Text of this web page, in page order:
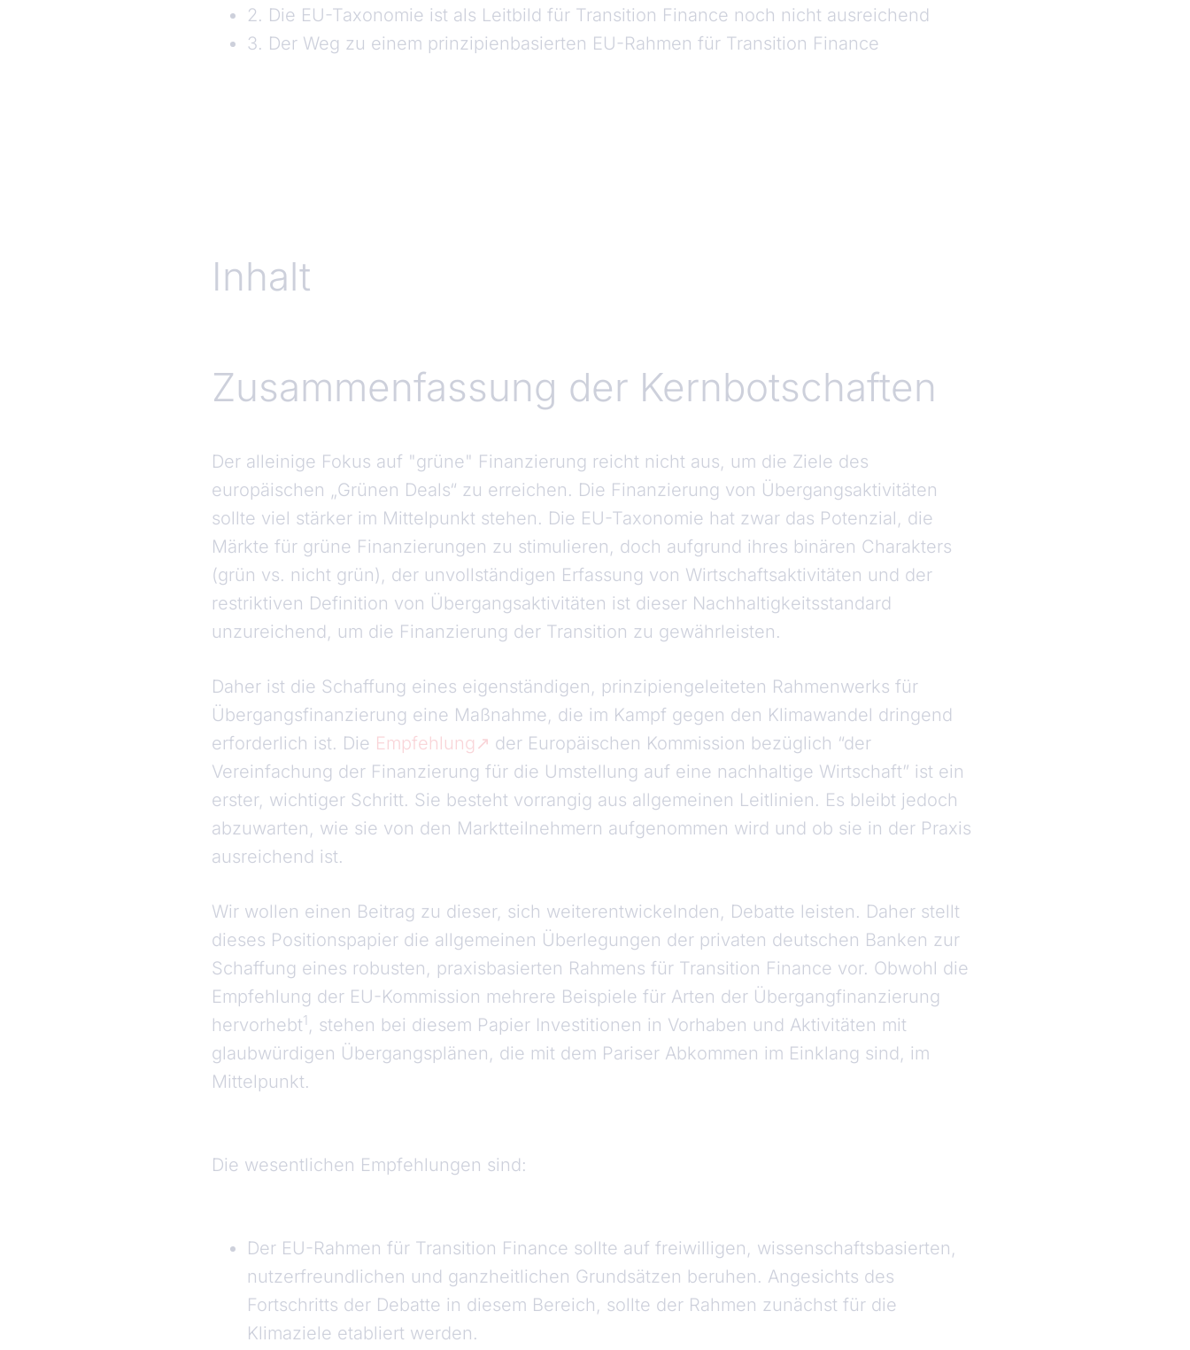
2. Die EU-Taxonomie ist als Leitbild für Transition Finance noch nicht ausreichend
3. Der Weg zu einem prinzipienbasierten EU-Rahmen für Transition Finance
Inhalt
Zusammenfassung der Kernbotschaften
Der alleinige Fokus auf "grüne" Finanzierung reicht nicht aus, um die Ziele des
europäischen „Grünen Deals“ zu erreichen. Die Finanzierung von Übergangsaktivitäten
sollte viel stärker im Mittelpunkt stehen. Die EU-Taxonomie hat zwar das Potenzial, die
Märkte für grüne Finanzierungen zu stimulieren, doch aufgrund ihres binären Charakters
(grün vs. nicht grün), der unvollständigen Erfassung von Wirtschaftsaktivitäten und der
restriktiven Definition von Übergangsaktivitäten ist dieser Nachhaltigkeitsstandard
unzureichend, um die Finanzierung der Transition zu gewährleisten.
Daher ist die Schaffung eines eigenständigen, prinzipiengeleiteten Rahmenwerks für
Übergangsfinanzierung eine Maßnahme, die im Kampf gegen den Klimawandel dringend
erforderlich ist. Die Empfehlung
der Europäischen Kommission bezüglich “der
Vereinfachung der Finanzierung für die Umstellung auf eine nachhaltige Wirtschaft” ist ein
erster, wichtiger Schritt. Sie besteht vorrangig aus allgemeinen Leitlinien. Es bleibt jedoch
abzuwarten, wie sie von den Marktteilnehmern aufgenommen wird und ob sie in der Praxis
ausreichend ist.
Wir wollen einen Beitrag zu dieser, sich weiterentwickelnden, Debatte leisten. Daher stellt
dieses Positionspapier die allgemeinen Überlegungen der privaten deutschen Banken zur
Schaffung eines robusten, praxisbasierten Rahmens für Transition Finance vor. Obwohl die
Empfehlung der EU-Kommission mehrere Beispiele für Arten der Übergangfinanzierung
hervorhebt1 , stehen bei diesem Papier Investitionen in Vorhaben und Aktivitäten mit
glaubwürdigen Übergangsplänen, die mit dem Pariser Abkommen im Einklang sind, im
Mittelpunkt.
Die wesentlichen Empfehlungen sind:
Der EU-Rahmen für Transition Finance sollte auf freiwilligen, wissenschaftsbasierten,
nutzerfreundlichen und ganzheitlichen Grundsätzen beruhen. Angesichts des
Fortschritts der Debatte in diesem Bereich, sollte der Rahmen zunächst für die
Klimaziele etabliert werden.